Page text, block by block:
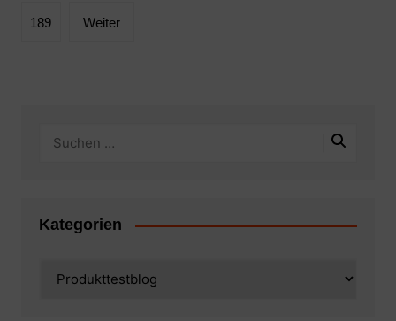
Beiträge
189 Weiter
Kategorien